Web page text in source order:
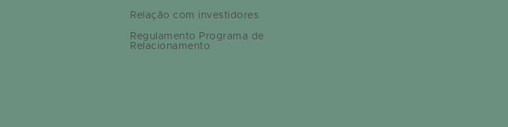
Relação com investidores
Regulamento Programa de
Relacionamento